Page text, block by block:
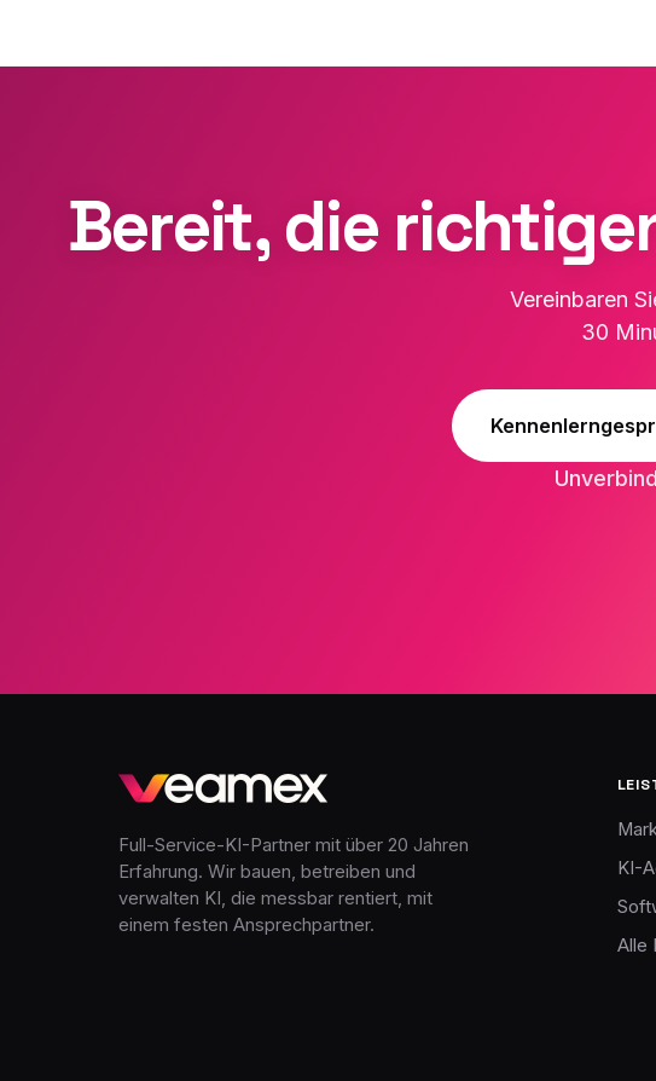
Bereit, die
Vereinbaren
30
Full-Service-KI-Partner mit über 20 Jahren
Erfahrung. Wir bauen, betreiben und
verwalten KI, die messbar rentiert, mit
einem festen Ansprechpartner.
KI-
Alle